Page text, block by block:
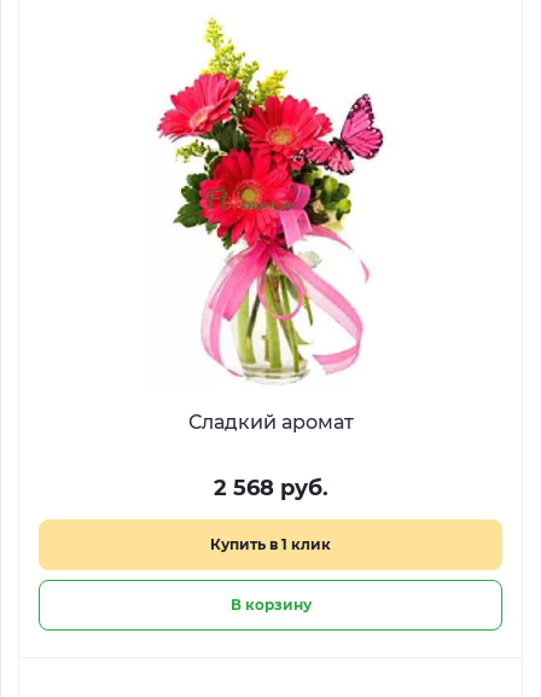
Сладкий аромат
2 568 руб.
Купить в 1 клик
В корзину